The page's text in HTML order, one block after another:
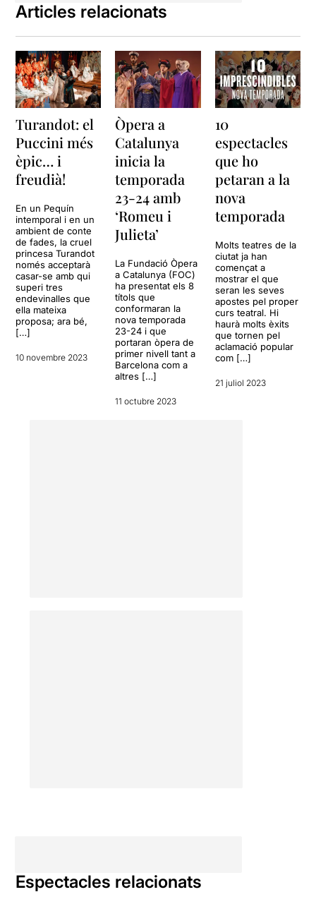
Articles relacionats
Turandot: el
Puccini més
èpic… i
freudià!
En un Pequín
intemporal i en un
ambient de conte
de fades, la cruel
princesa Turandot
només acceptarà
casar-se amb qui
superi tres
endevinalles que
ella mateixa
proposa; ara bé,
[…]
10 novembre 2023
Òpera a
Catalunya
inicia la
temporada
23-24 amb
‘Romeu i
Julieta’
La Fundació Òpera
a Catalunya (FOC)
ha presentat els 8
títols que
conformaran la
nova temporada
23-24 i que
portaran òpera de
primer nivell tant a
Barcelona com a
altres […]
11 octubre 2023
10
espectacles
que ho
petaran a la
nova
temporada
Molts teatres de la
ciutat ja han
començat a
mostrar el que
seran les seves
apostes pel proper
curs teatral. Hi
haurà molts èxits
que tornen pel
aclamació popular
com […]
21 juliol 2023
Espectacles relacionats